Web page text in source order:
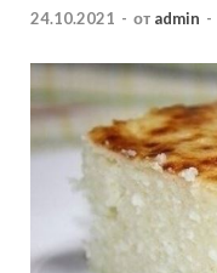
24.10.2021 - от admin -